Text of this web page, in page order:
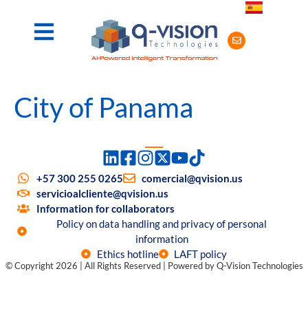
City of Panama
+57 300 255 0265
comercial@qvision.us
servicioalcliente@qvision.us
Information for collaborators
Policy on data handling and privacy of personal
information
Ethics hotline
LAFT policy
© Copyright 2026 | All Rights Reserved | Powered by Q-Vision Technologies